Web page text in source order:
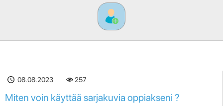
08.08.2023 257
Miten voin käyttää sarjakuvia oppiakseni ?